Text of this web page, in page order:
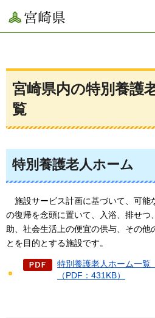
宮崎県
宮崎県内の特別養護
覧
特別養護老人ホーム
施設サービス計画に基づいて、 可能
の復帰を念頭に置いて、入浴、排せつ
助、社会生活上の便宜の供与、その他
とを目的とする施設です。
特別養護老人ホーム一覧
（PDF：431KB）